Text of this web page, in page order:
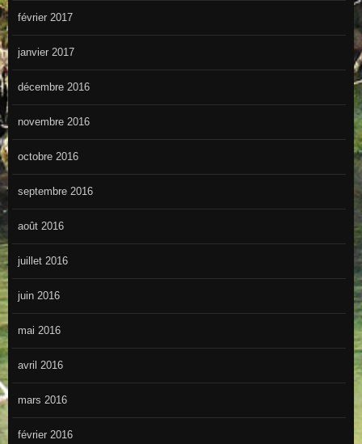
février 2017
janvier 2017
décembre 2016
novembre 2016
octobre 2016
septembre 2016
août 2016
juillet 2016
juin 2016
mai 2016
avril 2016
mars 2016
février 2016